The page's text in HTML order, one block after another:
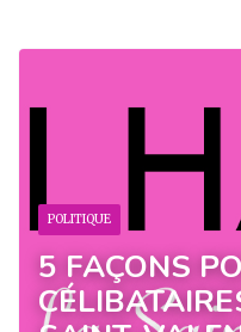
POLITIQUE
5 FAÇONS